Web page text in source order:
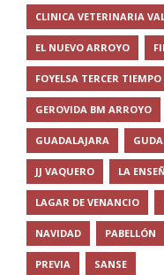
CLINICA VETERINARIA
EL NUEVO ARROYO
FOYELSA TERCER TIEMPO
GEROVIDA BM ARROYO
GUADALAJARA
JJ VAQUERO LA
LAGAR DE VENANCIO
NAVIDAD PABELLÓN
PREVIA SANSE